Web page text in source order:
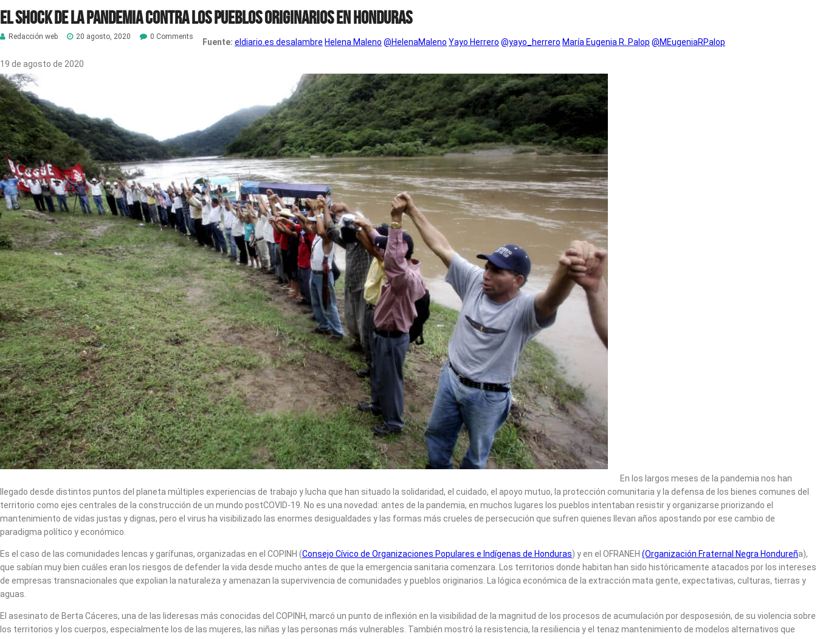
El shock de la pandemia contra los pueblos originarios en Honduras
Redacción web 20 agosto, 2020 0 Comments
Fuente: eldiario.es desalambre Helena Maleno @HelenaMaleno Yayo Herrero @yayo_herrero María Eugenia R. Palop @MEugeniaRPalop
19 de agosto de 2020
En los largos meses de la pandemia nos han
llegado desde distintos puntos del planeta múltiples experiencias de trabajo y lucha que han situado la solidaridad, el cuidado, el apoyo mutuo, la protección comunitaria y la defensa de los bienes comunes del
territorio como ejes centrales de la construcción de un mundo postCOVID-19. No es una novedad: antes de la pandemia, en muchos lugares los pueblos intentaban resistir y organizarse priorizando el
mantenimiento de vidas justas y dignas, pero el virus ha visibilizado las enormes desigualdades y las formas más crueles de persecución que sufren quienes llevan años apostando por ese cambio de
paradigma político y económico.
Es el caso de las comunidades lencas y garífunas, organizadas en el COPINH (Consejo Cívico de Organizaciones Populares e Indígenas de Honduras) y en el OFRANEH (Organización Fraternal Negra Hondureña),
que sabían muy bien cuáles eran los riesgos de defender la vida desde mucho antes de que la emergencia sanitaria comenzara. Los territorios donde habitan han sido históricamente atacados por los intereses
de empresas transnacionales que expolian la naturaleza y amenazan la supervivencia de comunidades y pueblos originarios. La lógica económica de la extracción mata gente, expectativas, culturas, tierras y
aguas.
El asesinato de Berta Cáceres, una de las lideresas más conocidas del COPINH, marcó un punto de inflexión en la visibilidad de la magnitud de los procesos de acumulación por desposesión, de su violencia sobre
los territorios y los cuerpos, especialmente los de las mujeres, las niñas y las personas más vulnerables. También mostró la resistencia, la resiliencia y el tenaz mantenimiento de modelos alternativos que